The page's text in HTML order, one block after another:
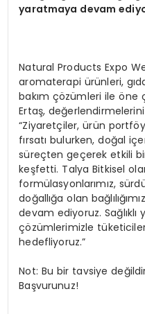
yaratmaya devam
Natural Products Expo
aromaterapi ürünleri,
bakım çözümleri ile öne
Ertaş, değerlendirmelerini
“Ziyaretçiler, ürün
fırsatı bulurken, doğal
süreçten geçerek etkili
keşfetti. Talya Bitkisel
formülasyonlarımız,
doğallığa olan
devam ediyoruz. Sağlıklı
çözümlerimizle
hedefliyoruz.”
Not: Bu bir tavsiye
Başvurunuz!